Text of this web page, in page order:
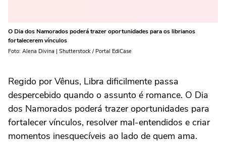
O Dia dos Namorados poderá trazer oportunidades para os librianos
fortalecerem vínculos
Foto: Alena Divina | Shutterstock / Portal EdiCase
Regido por Vênus, Libra dificilmente passa
despercebido quando o assunto é romance. O Dia
dos Namorados poderá trazer oportunidades para
fortalecer vínculos, resolver mal-entendidos e criar
momentos inesquecíveis ao lado de quem ama.